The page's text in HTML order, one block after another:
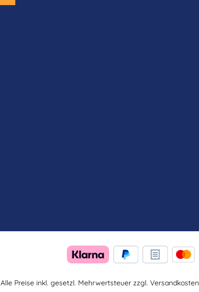
Alle Preise inkl. gesetzl. Mehrwertsteuer zzgl. Versandkosten